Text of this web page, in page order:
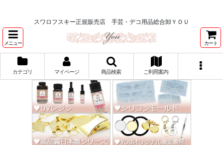
スワロフスキー正規販売店 手芸・デコ用品総合卸ＹＯＵ
メニュー カート
カテゴリ マイページ 商品検索 ご利用案内